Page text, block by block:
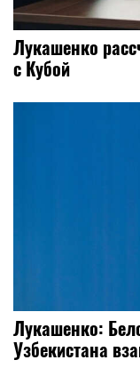
Лукашенко
с Кубой
Лукашенко:
Узбекистана